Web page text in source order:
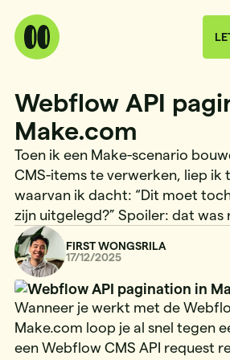
Webflow API
Make.com
Toen ik een Make-scenario
CMS-items te verwerken, liep ik
waarvan ik dacht: “Dit moet
zijn uitgelegd?” Spoiler: dat was
FIRST WONGSRILA
17/12/2025
Wanneer je werkt met de
Make.com loop je al snel tegen
een Webflow CMS API request